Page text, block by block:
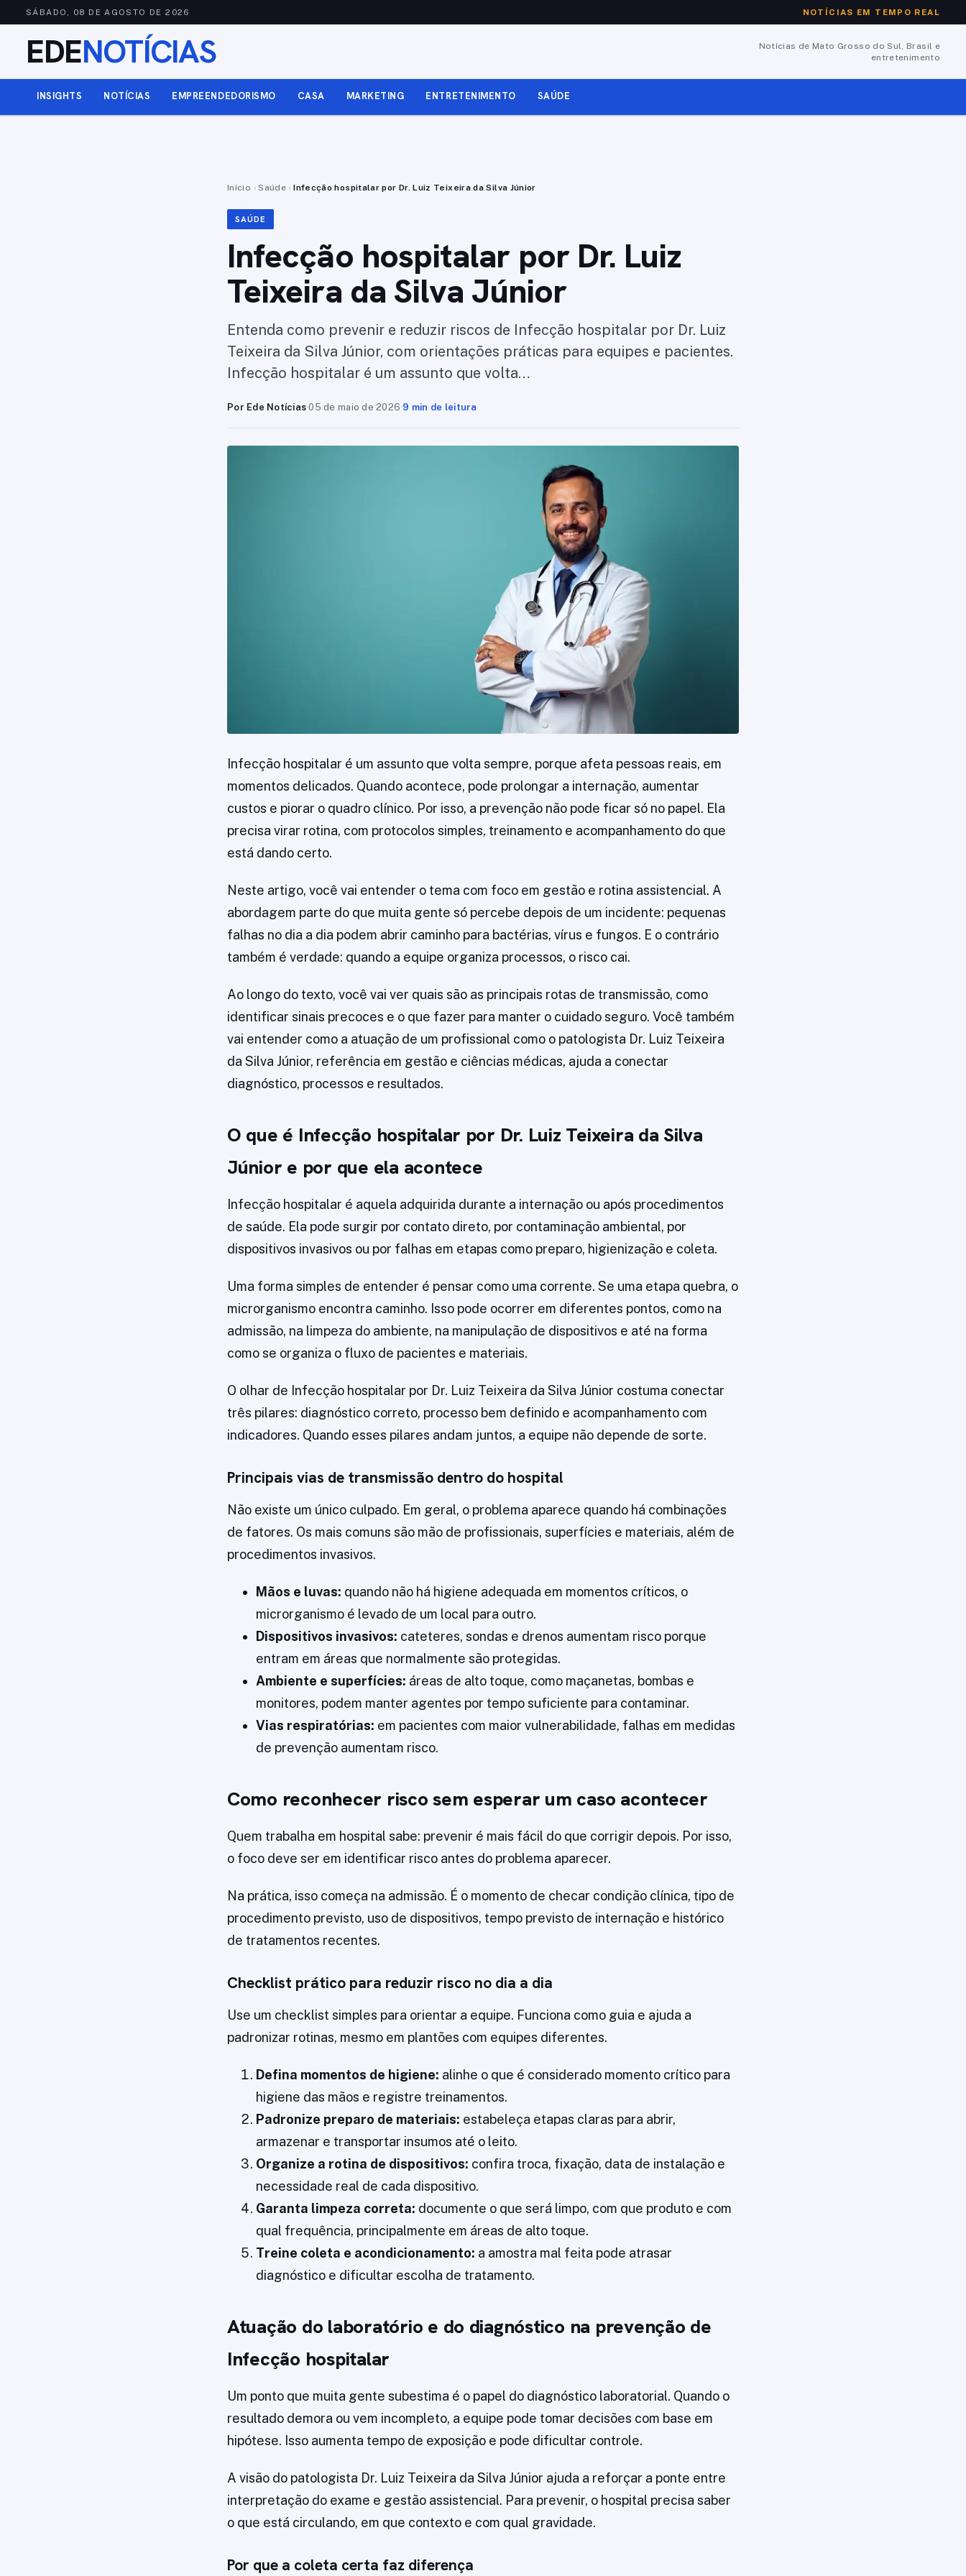
SÁBADO, 08 DE AGOSTO DE 2026 NOTÍCIAS EM TEMPO REAL
EDENOTÍCIAS
Notícias de Mato Grosso do Sul, Brasil e
entretenimento
INSIGHTS NOTÍCIAS EMPREENDEDORISMO CASA MARKETING ENTRETENIMENTO SAÚDE
Início › Saúde › Infecção hospitalar por Dr. Luiz Teixeira da Silva Júnior
SAÚDE
Infecção hospitalar por Dr. Luiz
Teixeira da Silva Júnior
Entenda como prevenir e reduzir riscos de Infecção hospitalar por Dr. Luiz
Teixeira da Silva Júnior, com orientações práticas para equipes e pacientes.
Infecção hospitalar é um assunto que volta…
Por Ede Notícias·05 de maio de 2026·9 min de leitura
Infecção hospitalar é um assunto que volta sempre, porque afeta pessoas reais, em
momentos delicados. Quando acontece, pode prolongar a internação, aumentar
custos e piorar o quadro clínico. Por isso, a prevenção não pode ficar só no papel. Ela
precisa virar rotina, com protocolos simples, treinamento e acompanhamento do que
está dando certo.
Neste artigo, você vai entender o tema com foco em gestão e rotina assistencial. A
abordagem parte do que muita gente só percebe depois de um incidente: pequenas
falhas no dia a dia podem abrir caminho para bactérias, vírus e fungos. E o contrário
também é verdade: quando a equipe organiza processos, o risco cai.
Ao longo do texto, você vai ver quais são as principais rotas de transmissão, como
identificar sinais precoces e o que fazer para manter o cuidado seguro. Você também
vai entender como a atuação de um profissional como o patologista Dr. Luiz Teixeira
da Silva Júnior, referência em gestão e ciências médicas, ajuda a conectar
diagnóstico, processos e resultados.
O que é Infecção hospitalar por Dr. Luiz Teixeira da Silva
Júnior e por que ela acontece
Infecção hospitalar é aquela adquirida durante a internação ou após procedimentos
de saúde. Ela pode surgir por contato direto, por contaminação ambiental, por
dispositivos invasivos ou por falhas em etapas como preparo, higienização e coleta.
Uma forma simples de entender é pensar como uma corrente. Se uma etapa quebra, o
microrganismo encontra caminho. Isso pode ocorrer em diferentes pontos, como na
admissão, na limpeza do ambiente, na manipulação de dispositivos e até na forma
como se organiza o fluxo de pacientes e materiais.
O olhar de Infecção hospitalar por Dr. Luiz Teixeira da Silva Júnior costuma conectar
três pilares: diagnóstico correto, processo bem definido e acompanhamento com
indicadores. Quando esses pilares andam juntos, a equipe não depende de sorte.
Principais vias de transmissão dentro do hospital
Não existe um único culpado. Em geral, o problema aparece quando há combinações
de fatores. Os mais comuns são mão de profissionais, superfícies e materiais, além de
procedimentos invasivos.
Mãos e luvas: quando não há higiene adequada em momentos críticos, o
microrganismo é levado de um local para outro.
Dispositivos invasivos: cateteres, sondas e drenos aumentam risco porque
entram em áreas que normalmente são protegidas.
Ambiente e superfícies: áreas de alto toque, como maçanetas, bombas e
monitores, podem manter agentes por tempo suficiente para contaminar.
Vias respiratórias: em pacientes com maior vulnerabilidade, falhas em medidas
de prevenção aumentam risco.
Como reconhecer risco sem esperar um caso acontecer
Quem trabalha em hospital sabe: prevenir é mais fácil do que corrigir depois. Por isso,
o foco deve ser em identificar risco antes do problema aparecer.
Na prática, isso começa na admissão. É o momento de checar condição clínica, tipo de
procedimento previsto, uso de dispositivos, tempo previsto de internação e histórico
de tratamentos recentes.
Checklist prático para reduzir risco no dia a dia
Use um checklist simples para orientar a equipe. Funciona como guia e ajuda a
padronizar rotinas, mesmo em plantões com equipes diferentes.
Defina momentos de higiene: alinhe o que é considerado momento crítico para
higiene das mãos e registre treinamentos.
Padronize preparo de materiais: estabeleça etapas claras para abrir,
armazenar e transportar insumos até o leito.
Organize a rotina de dispositivos: confira troca, fixação, data de instalação e
necessidade real de cada dispositivo.
Garanta limpeza correta: documente o que será limpo, com que produto e com
qual frequência, principalmente em áreas de alto toque.
Treine coleta e acondicionamento: a amostra mal feita pode atrasar
diagnóstico e dificultar escolha de tratamento.
Atuação do laboratório e do diagnóstico na prevenção de
Infecção hospitalar
Um ponto que muita gente subestima é o papel do diagnóstico laboratorial. Quando o
resultado demora ou vem incompleto, a equipe pode tomar decisões com base em
hipótese. Isso aumenta tempo de exposição e pode dificultar controle.
A visão do patologista Dr. Luiz Teixeira da Silva Júnior ajuda a reforçar a ponte entre
interpretação do exame e gestão assistencial. Para prevenir, o hospital precisa saber
o que está circulando, em que contexto e com qual gravidade.
Por que a coleta certa faz diferença